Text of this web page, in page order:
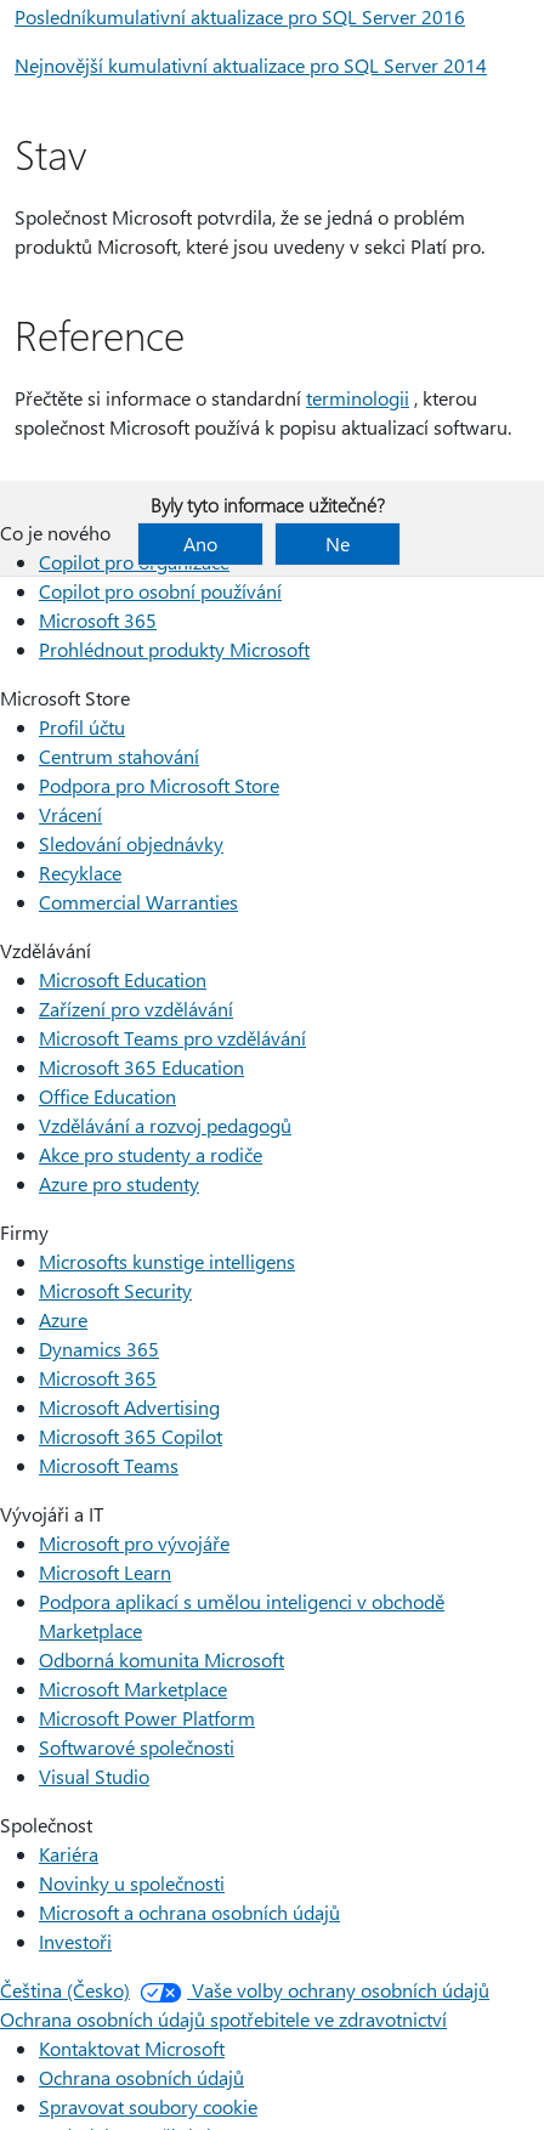
Posledníkumulativní aktualizace pro SQL Server 2016
Nejnovější kumulativní aktualizace pro SQL Server 2014
Stav
Společnost Microsoft potvrdila, že se jedná o problém
produktů Microsoft, které jsou uvedeny v sekci Platí pro.
Reference
Přečtěte si informace o standardníterminologii , kterou
společnost Microsoft používá k popisu aktualizací softwaru.
Byly tyto informace užitečné?
Ano
Ne
Co je nového
Copilot pro organizace
Copilot pro osobní používání
Microsoft 365
Prohlédnout produkty Microsoft
Microsoft Store
Profil účtu
Centrum stahování
Podpora pro Microsoft Store
Vrácení
Sledování objednávky
Recyklace
Commercial Warranties
Vzdělávání
Microsoft Education
Zařízení pro vzdělávání
Microsoft Teams pro vzdělávání
Microsoft 365 Education
Office Education
Vzdělávání a rozvoj pedagogů
Akce pro studenty a rodiče
Azure pro studenty
Firmy
Microsofts kunstige intelligens
Microsoft Security
Azure
Dynamics 365
Microsoft 365
Microsoft Advertising
Microsoft 365 Copilot
Microsoft Teams
Vývojáři a IT
Microsoft pro vývojáře
Microsoft Learn
Podpora aplikací s umělou inteligenci v obchodě
Marketplace
Odborná komunita Microsoft
Microsoft Marketplace
Microsoft Power Platform
Softwarové společnosti
Visual Studio
Společnost
Kariéra
Novinky u společnosti
Microsoft a ochrana osobních údajů
Investoři
Čeština (Česko)
Vaše volby ochrany osobních údajů
Ochrana osobních údajů spotřebitele ve zdravotnictví
Kontaktovat Microsoft
Ochrana osobních údajů
Spravovat soubory cookie